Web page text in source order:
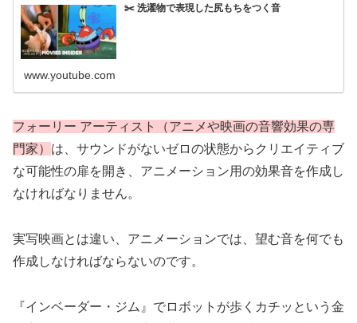
✂️ 洗濯物で表現した尻もちをつく音
www.youtube.com
フォーリー アーティスト（アニメや映画の音響効果の専
門家） は、サウンドがないゼロの状態からクリエイティブ
な可能性の扉を開き、アニメーション用の効果音を作成し
なければなりません。
実写映画とは違い、アニメーションでは、望む音を何でも
作成しなければならないのです。
『インベーダー・ジム』でロボットが歩くカチッという金